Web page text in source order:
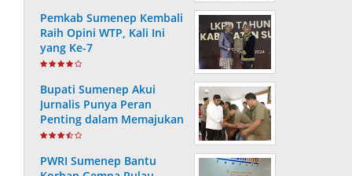
Pemkab Sumenep Kembali
Raih Opini WTP, Kali Ini
yang Ke-7
Bupati Sumenep Akui
Jurnalis Punya Peran
Penting dalam Memajukan
Daerah
PWRI Sumenep Bantu